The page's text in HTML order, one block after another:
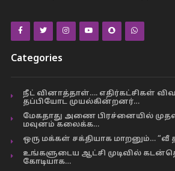
Categories
நீட் வினாத்தாள்…. எதிர்கட்சிகள்
தப்பியோட முயல்கின்றனர்…
மேகதாது அணை பிரச்னையில்
மவுனம் கலைக்க…
ஒரு மக்கள் சக்தியாக மாறனும்… “வீ
உங்களுடைய ஆட்சி முடிவில்
கோடியாக…